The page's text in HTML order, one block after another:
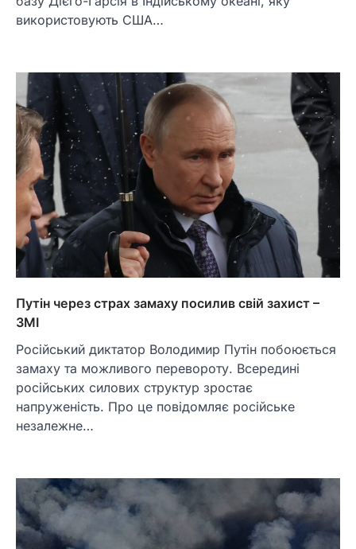
використовують США…
Путін через страх замаху посилив свій захист –
ЗМІ
Російський диктатор Володимир Путін побоюється
замаху та можливого перевороту. Всередині
російських силових структур зростає
напруженість. Про це повідомляє російське
незалежне…